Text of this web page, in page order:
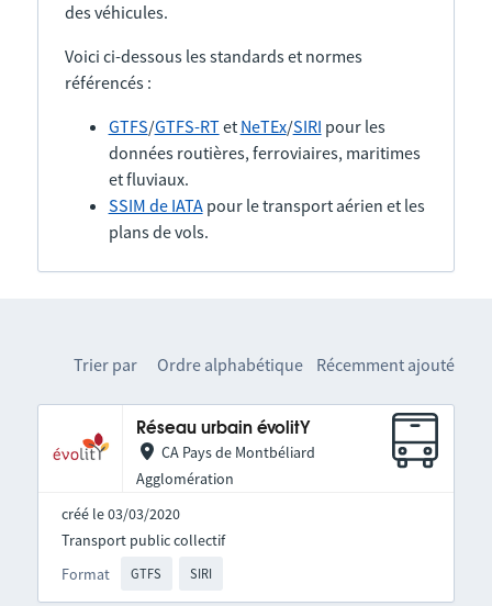
des véhicules.
Voici ci-dessous les standards et normes
référencés :
GTFS/GTFS-RTet NeTEx/SIRI pour les
données routières, ferroviaires, maritimes
et fluviaux.
SSIM de IATApour le transport aérien et les
plans de vols.
Trier par Ordre alphabétique Récemment ajouté
Réseau urbain évolitY
CA Pays de Montbéliard
Agglomération
créé le 03/03/2020
Format GTFS SIRI
Transport public collectif